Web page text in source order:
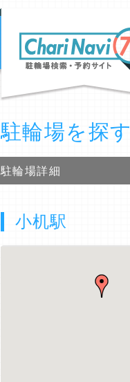
駐輪場を探す
駐輪場詳細
小机駅